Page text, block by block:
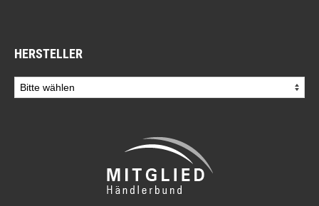
HERSTELLER